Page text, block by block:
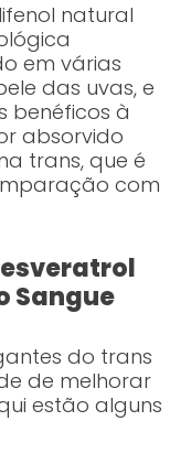
natural
em várias
das uvas, e
benéficos à
absorvido
trans, que é
com
Sangue
do trans
de melhorar
estão alguns